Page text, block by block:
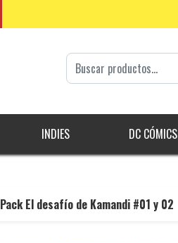
INDIES DC CÓMICS
Pack El desafío de Kamandi #01 y 02